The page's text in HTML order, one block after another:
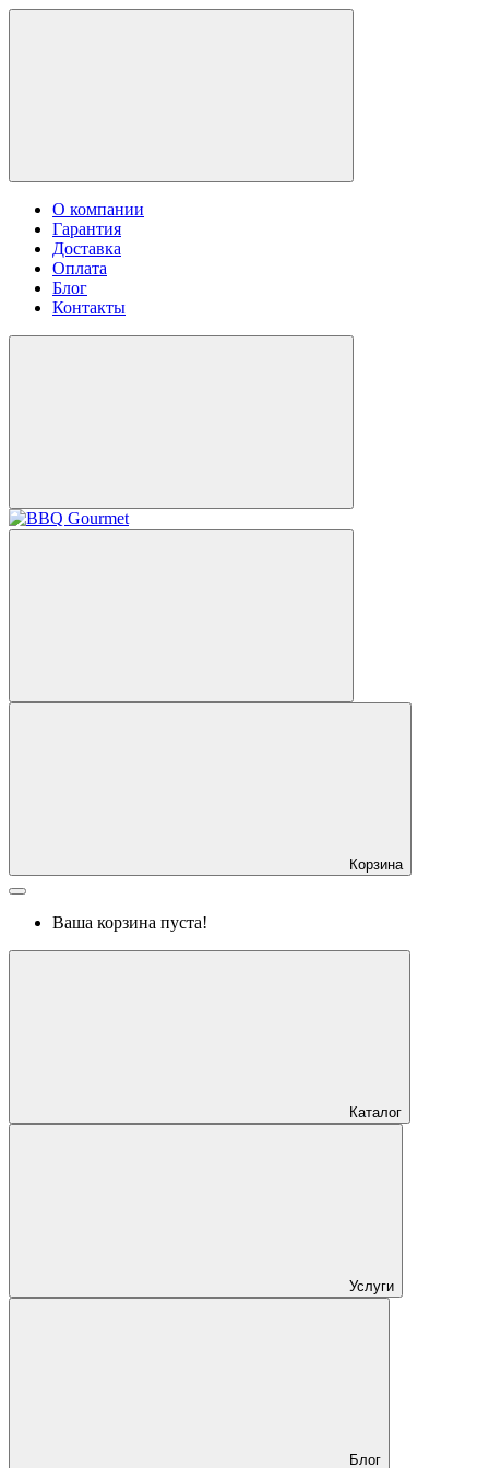
О компании
Гарантия
Доставка
Оплата
Блог
Контакты
Корзина
Ваша корзина пуста!
Каталог
Услуги
Блог